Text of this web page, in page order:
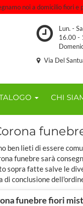
noi a domicilio fiori
Lun. -
16.00 -
Via Del
CHI
ben lieti di essere
funebre sarà
sopra fatte salve le
di conclusione
funebre fiori